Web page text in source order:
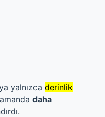
yalnızca derinlik
daha